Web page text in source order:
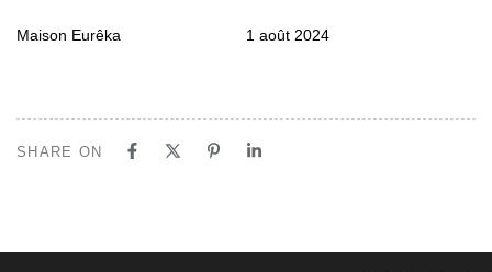
IN:
Maison Eurêka
on:
1 août 2024
SHARE ON